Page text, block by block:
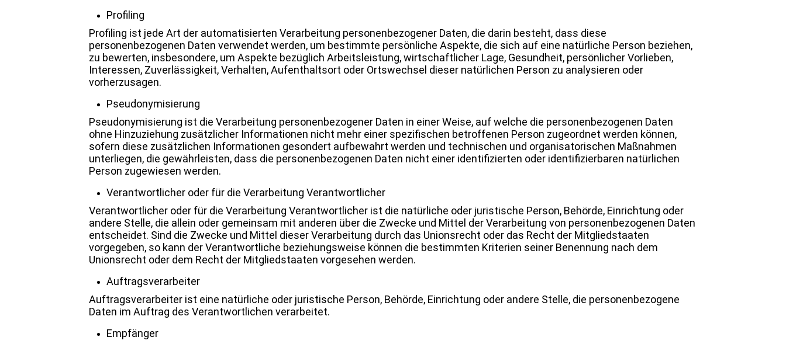
Profiling
Profiling ist jede Art der automatisierten Verarbeitung personenbezogener Daten, die darin besteht, dass diese
personenbezogenen Daten verwendet werden, um bestimmte persönliche Aspekte, die sich auf eine natürliche Person beziehen,
zu bewerten, insbesondere, um Aspekte bezüglich Arbeitsleistung, wirtschaftlicher Lage, Gesundheit, persönlicher Vorlieben,
Interessen, Zuverlässigkeit, Verhalten, Aufenthaltsort oder Ortswechsel dieser natürlichen Person zu analysieren oder
vorherzusagen.
Pseudonymisierung
Pseudonymisierung ist die Verarbeitung personenbezogener Daten in einer Weise, auf welche die personenbezogenen Daten
ohne Hinzuziehung zusätzlicher Informationen nicht mehr einer spezifischen betroffenen Person zugeordnet werden können,
sofern diese zusätzlichen Informationen gesondert aufbewahrt werden und technischen und organisatorischen Maßnahmen
unterliegen, die gewährleisten, dass die personenbezogenen Daten nicht einer identifizierten oder identifizierbaren natürlichen
Person zugewiesen werden.
Verantwortlicher oder für die Verarbeitung Verantwortlicher
Verantwortlicher oder für die Verarbeitung Verantwortlicher ist die natürliche oder juristische Person, Behörde, Einrichtung oder
andere Stelle, die allein oder gemeinsam mit anderen über die Zwecke und Mittel der Verarbeitung von personenbezogenen Daten
entscheidet. Sind die Zwecke und Mittel dieser Verarbeitung durch das Unionsrecht oder das Recht der Mitgliedstaaten
vorgegeben, so kann der Verantwortliche beziehungsweise können die bestimmten Kriterien seiner Benennung nach dem
Unionsrecht oder dem Recht der Mitgliedstaaten vorgesehen werden.
Auftragsverarbeiter
Auftragsverarbeiter ist eine natürliche oder juristische Person, Behörde, Einrichtung oder andere Stelle, die personenbezogene
Daten im Auftrag des Verantwortlichen verarbeitet.
Empfänger